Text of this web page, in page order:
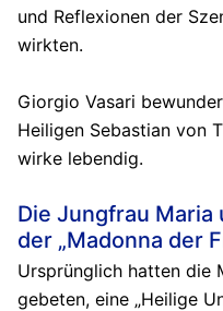
und Reflexionen der
wirkten.
Giorgio Vasari
Heiligen Sebastian von
wirke lebendig.
Die Jungfrau Maria
der „Madonna der
Ursprünglich hatten die
gebeten, eine „Heilige